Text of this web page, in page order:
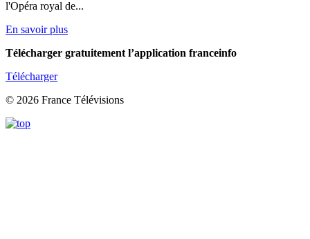
l'Opéra royal de...
En savoir plus
Télécharger gratuitement l’application franceinfo
Télécharger
© 2026 France Télévisions